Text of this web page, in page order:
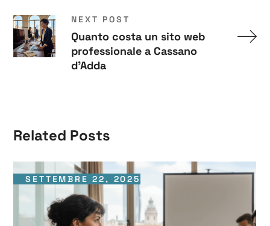
NEXT POST
Quanto costa un sito web
professionale a Cassano
d'Adda
Related Posts
SETTEMBRE 22, 2025